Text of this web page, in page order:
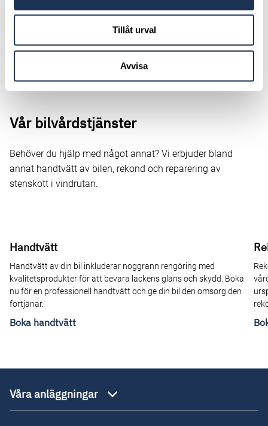
Tillåt urval
Avvisa
Hitta hit - vägbeskrivning
Vår bilvårdstjänster
Behöver du hjälp med något annat? Vi erbjuder bland
annat handtvätt av bilen, rekond och reparering av
stenskott i vindrutan.
Handtvätt
Handtvätt av din bil inkluderar noggrann rengöring med
kvalitetsprodukter för att bevara lackens glans och skydd. Boka
nu för en professionell handtvätt och ge din bil den omsorg den
förtjänar.
Boka handtvätt
Våra anläggningar